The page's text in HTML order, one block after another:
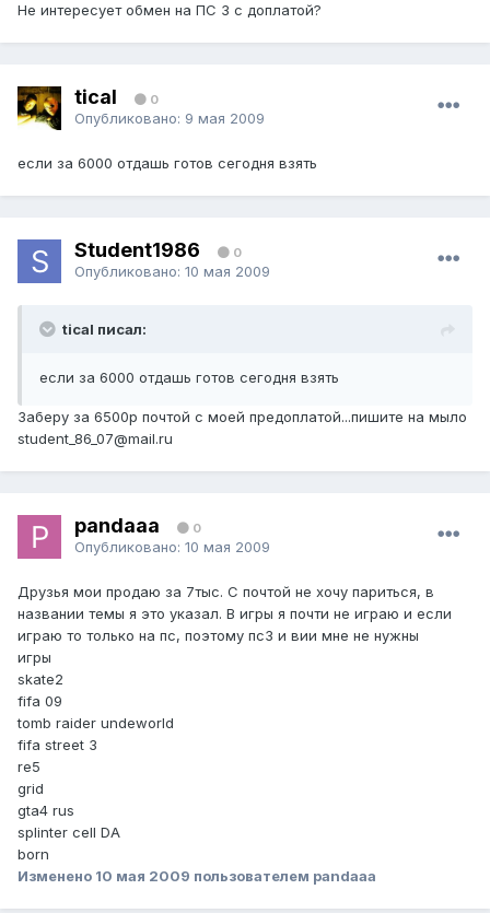
Не интересует обмен на ПС 3 с доплатой?
tical 0
Опубликовано: 9 мая 2009
если за 6000 отдашь готов сегодня взять
Student1986 0
Опубликовано: 10 мая 2009
tical писал:
если за 6000 отдашь готов сегодня взять
Заберу за 6500р почтой с моей предоплатой...пишите на мыло
student_86_07@mail.ru
pandaaa 0
Опубликовано: 10 мая 2009
Друзья мои продаю за 7тыс. С почтой не хочу париться, в
названии темы я это указал. В игры я почти не играю и если
играю то только на пс, поэтому пс3 и вии мне не нужны
игры
skate2
fifa 09
tomb raider undeworld
fifa street 3
re5
grid
gta4 rus
splinter cell DA
born
Изменено 10 мая 2009 пользователем pandaaa